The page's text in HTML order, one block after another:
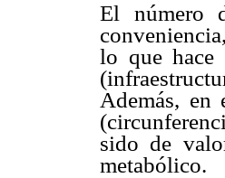
El número
lo que hace
Además, en
sido de
metabólico.